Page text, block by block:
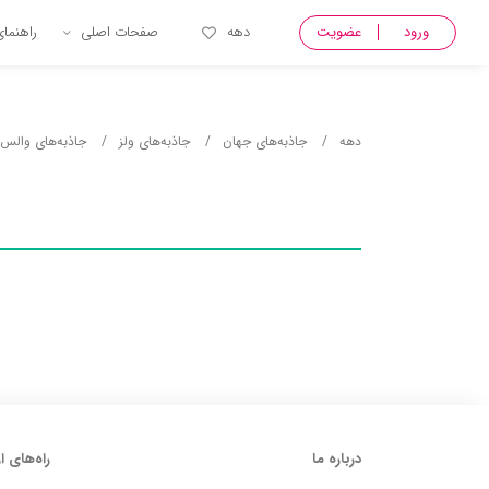
ورود عضویت دهه صفحات اصلی
دهه جاذبه‌های جهان جاذبه‌های ولز جاذبه‌های والس
درباره ما
راه‌های